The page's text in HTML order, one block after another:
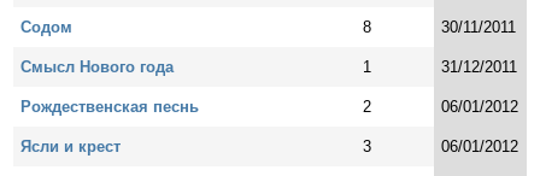
Содом 8 30/11/2011
Смысл Нового года 1 31/12/2011
Рождественская песнь 2 06/01/2012
Ясли и крест 3 06/01/2012